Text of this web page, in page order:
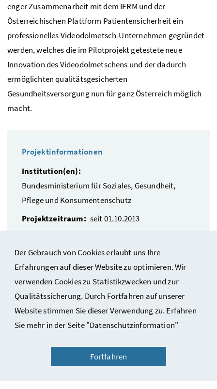
Der Gebrauch von Cookies erlaubt uns Ihre
Erfahrungen auf dieser Website zu optimieren. Wir
verwenden Cookies zu Statistikzwecken und zur
Qualitätssicherung. Durch Fortfahren auf unserer
Website stimmen Sie dieser Verwendung zu. Erfahren
Sie mehr in der Seite "Datenschutzinformation"
Fortfahren
enger Zusammenarbeit mit dem IERM und der
Österreichischen Plattform Patientensicherheit ein
professionelles Videodolmetsch-Unternehmen gegründet
werden, welches die im Pilotprojekt getestete neue
Innovation des Videodolmetschens und der dadurch
ermöglichten qualitätsgesicherten
Gesundheitsversorgung nun für ganz Österreich möglich
macht.
Projektinformationen
Institution(en):
Bundesministerium für Soziales, Gesundheit,
Pflege und Konsumentenschutz
Projektzeitraum: seit 01.10.2013
Gesundheit und Soziales